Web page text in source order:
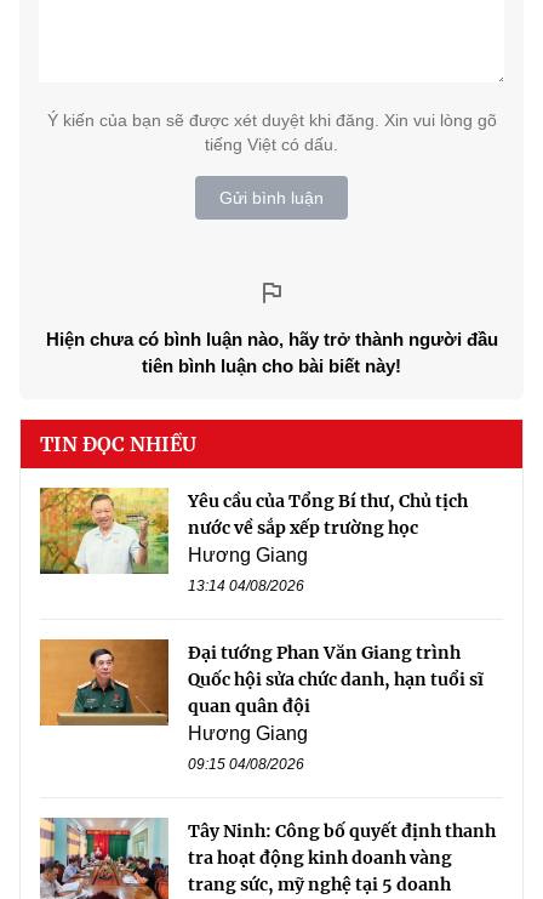
Ý kiến của bạn sẽ được xét duyệt khi đăng. Xin vui lòng gõ
tiếng Việt có dấu.
Gửi bình luận
Hiện chưa có bình luận nào, hãy trở thành người đầu
tiên bình luận cho bài biết này!
TIN ĐỌC NHIỀU
Yêu cầu của Tổng Bí thư, Chủ tịch
nước về sắp xếp trường học
Hương Giang
13:14 04/08/2026
Đại tướng Phan Văn Giang trình
Quốc hội sửa chức danh, hạn tuổi sĩ
quan quân đội
Hương Giang
09:15 04/08/2026
Tây Ninh: Công bố quyết định thanh
tra hoạt động kinh doanh vàng
trang sức, mỹ nghệ tại 5 doanh